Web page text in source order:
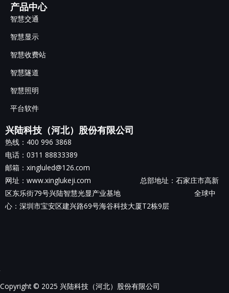
产品中心
智慧交通
智慧显示
智慧收费站
智慧隧道
智慧照明
平台软件
兴陆科技（河北）股份有限公司
热线：400 996 3868
电话：0311 88833389
邮箱：xingluled@126.com
网址：www.xinglukeji.com 总部地址： 石家庄市高新
区东乐街79号兴陆智慧光显产业基地 全球中
心：深圳市宝安区建兴路69号海谷科技大厦T2栋9层
Copyright © 2025 兴陆科技（河北）股份有限公司